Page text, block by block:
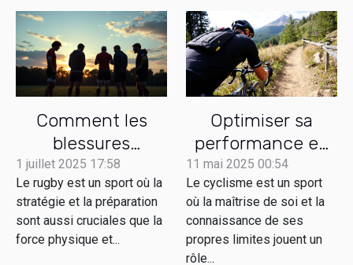
Comment les
blessures
influencent-elles
les stratégies
d'équipe en rugby
?
1 juillet 2025 17:58
Le rugby est un sport où la
stratégie et la préparation
sont aussi cruciales que la
force physique et...
Optimiser sa
performance en
cyclisme avec
une ceinture de
fréquence
cardiaque
11 mai 2025 00:54
Le cyclisme est un sport
où la maîtrise de soi et la
connaissance de ses
propres limites jouent un
rôle...